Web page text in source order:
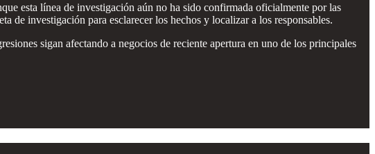
esta línea de investigación aún no ha sido confirmada oficialmente por las
de investigación para esclarecer los hechos y localizar a los responsables.
sigan afectando a negocios de reciente apertura en uno de los principales